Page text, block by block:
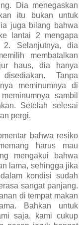
Dia menegaskan
itu bukan untuk
juga bilang bahwa
lantai 2 mengapa
Selanjutnya, dia
membatalkan
haus, dia hanya
Tanpa
meminumnya di
sambil
Setelah selesai
pergi.
bahwa resiko
harus mau
mengakui bahwa
lama, sehingga jika
kondisi sudah
sangat panjang.
di tempat makan
Bahkan untuk
saja, kami cukup